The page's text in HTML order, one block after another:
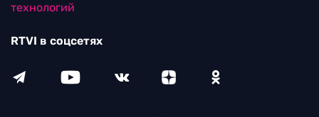
технологий
RTVI в соцсетях